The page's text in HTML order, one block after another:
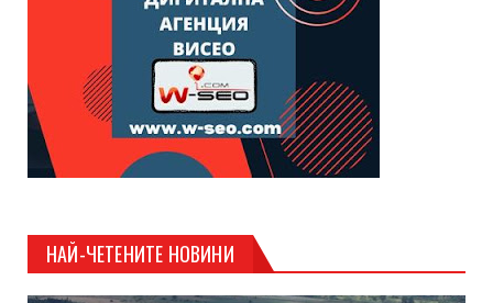
НАЙ-ЧЕТЕНИТЕ НОВИНИ